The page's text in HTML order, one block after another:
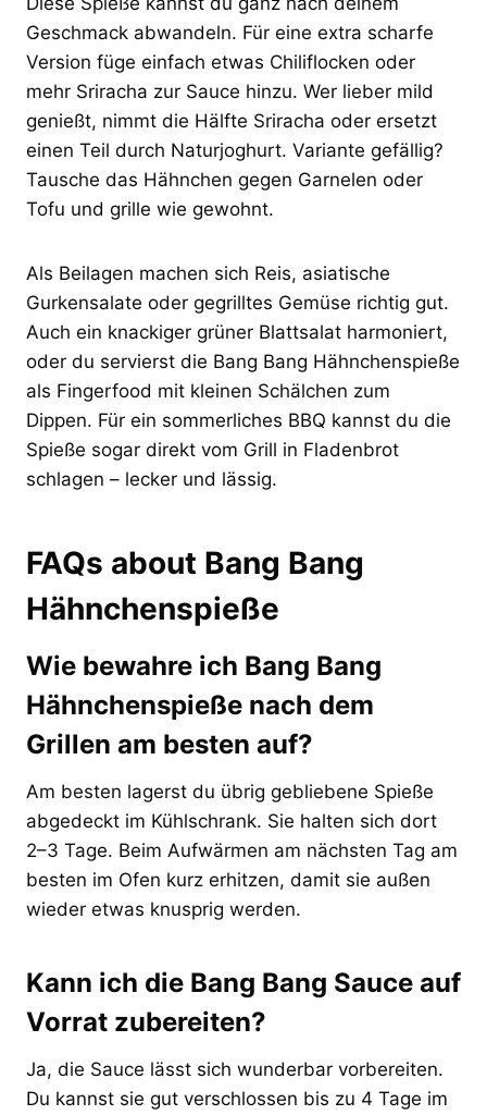
Geschmack abwandeln. Für eine extra scharfe
Version füge einfach etwas Chiliflocken oder
mehr Sriracha zur Sauce hinzu. Wer lieber mild
genießt, nimmt die Hälfte Sriracha oder ersetzt
einen Teil durch Naturjoghurt. Variante gefällig?
Tausche das Hähnchen gegen Garnelen oder
Tofu und grille wie gewohnt.
Als Beilagen machen sich Reis, asiatische
Gurkensalate oder gegrilltes Gemüse richtig gut.
Auch ein knackiger grüner Blattsalat harmoniert,
oder du servierst die Bang Bang Hähnchenspieße
als Fingerfood mit kleinen Schälchen zum
Dippen. Für ein sommerliches BBQ kannst du die
Spieße sogar direkt vom Grill in Fladenbrot
schlagen – lecker und lässig.
FAQs about Bang Bang
Hähnchenspieße
Wie bewahre ich Bang Bang
Hähnchenspieße nach dem
Grillen am besten auf?
Am besten lagerst du übrig gebliebene Spieße
abgedeckt im Kühlschrank. Sie halten sich dort
2–3 Tage. Beim Aufwärmen am nächsten Tag am
besten im Ofen kurz erhitzen, damit sie außen
wieder etwas knusprig werden.
Kann ich die Bang Bang Sauce auf
Vorrat zubereiten?
Ja, die Sauce lässt sich wunderbar vorbereiten.
Du kannst sie gut verschlossen bis zu 4 Tage im